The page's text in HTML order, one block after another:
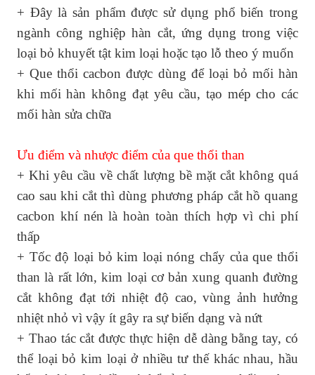
+ Đây là sản phẩm được sử dụng phổ biến trong
ngành công nghiệp hàn cắt, ứng dụng trong việc
loại bỏ khuyết tật kim loại hoặc tạo lỗ theo ý muốn
+ Que thổi cacbon được dùng để loại bỏ mối hàn
khi mối hàn không đạt yêu cầu, tạo mép cho các
mối hàn sửa chữa
Ưu điểm và nhược điểm của que thổi than
+ Khi yêu cầu về chất lượng bề mặt cắt không quá
cao sau khi cắt thì dùng phương pháp cắt hồ quang
cacbon khí nén là hoàn toàn thích hợp vì chi phí
thấp
+ Tốc độ loại bỏ kim loại nóng chẩy của que thổi
than là rất lớn, kim loại cơ bản xung quanh đường
cắt không đạt tới nhiệt độ cao, vùng ảnh hưởng
nhiệt nhỏ vì vậy ít gây ra sự biến dạng và nứt
+ Thao tác cắt được thực hiện dễ dàng bằng tay, có
thể loại bỏ kim loại ở nhiều tư thế khác nhau, hầu